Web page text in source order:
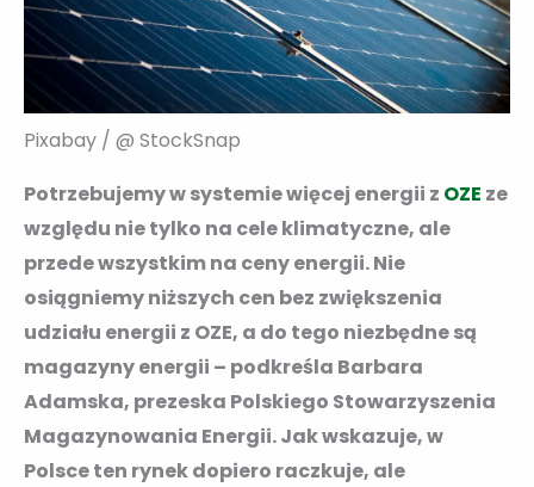
Pixabay / @ StockSnap
Potrzebujemy w systemie więcej energii z OZE ze
względu nie tylko na cele klimatyczne, ale
przede wszystkim na ceny energii. Nie
osiągniemy niższych cen bez zwiększenia
udziału energii z OZE, a do tego niezbędne są
magazyny energii – podkreśla Barbara
Adamska, prezeska Polskiego Stowarzyszenia
Magazynowania Energii. Jak wskazuje, w
Polsce ten rynek dopiero raczkuje, ale